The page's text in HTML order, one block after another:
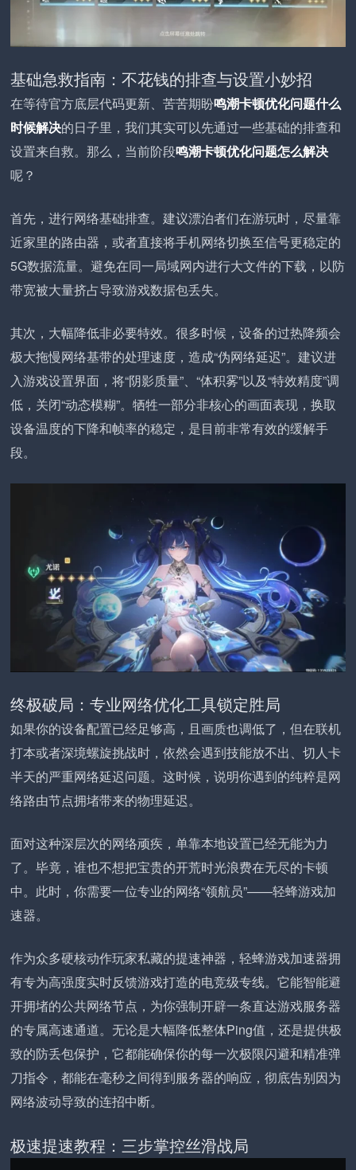
基础急救指南：不花钱的排查与设置小妙招
在等待官方底层代码更新、苦苦期盼鸣潮卡顿优化问题什么
时候解决的日子里，我们其实可以先通过一些基础的排查和
设置来自救。那么，当前阶段鸣潮卡顿优化问题怎么解决
呢？
首先，进行网络基础排查。建议漂泊者们在游玩时，尽量靠
近家里的路由器，或者直接将手机网络切换至信号更稳定的
5G数据流量。避免在同一局域网内进行大文件的下载，以防
带宽被大量挤占导致游戏数据包丢失。
其次，大幅降低非必要特效。很多时候，设备的过热降频会
极大拖慢网络基带的处理速度，造成“伪网络延迟”。建议进
入游戏设置界面，将“阴影质量”、“体积雾”以及“特效精度”调
低，关闭“动态模糊”。牺牲一部分非核心的画面表现，换取
设备温度的下降和帧率的稳定，是目前非常有效的缓解手
段。
终极破局：专业网络优化工具锁定胜局
如果你的设备配置已经足够高，且画质也调低了，但在联机
打本或者深境螺旋挑战时，依然会遇到技能放不出、切人卡
半天的严重网络延迟问题。这时候，说明你遇到的纯粹是网
络路由节点拥堵带来的物理延迟。
面对这种深层次的网络顽疾，单靠本地设置已经无能为力
了。毕竟，谁也不想把宝贵的开荒时光浪费在无尽的卡顿
中。此时，你需要一位专业的网络“领航员”——轻蜂游戏加
速器。
作为众多硬核动作玩家私藏的提速神器，轻蜂游戏加速器拥
有专为高强度实时反馈游戏打造的电竞级专线。它能智能避
开拥堵的公共网络节点，为你强制开辟一条直达游戏服务器
的专属高速通道。无论是大幅降低整体Ping值，还是提供极
致的防丢包保护，它都能确保你的每一次极限闪避和精准弹
刀指令，都能在毫秒之间得到服务器的响应，彻底告别因为
网络波动导致的连招中断。
极速提速教程：三步掌控丝滑战局